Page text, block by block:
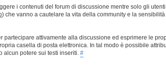
i contenuti del forum di discussione mentre solo gli
) che vanno a cautelare la vita della community e la
partecipare attivamente alla discussione ed esprimere le
casella di posta elettronica. In tal modo è possibile
alcun potere sui testi inseriti. #